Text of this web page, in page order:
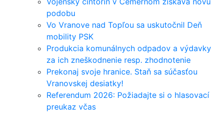
podobu
Vo Vranove nad Topľou sa uskutočnil Deň
mobility PSK
Produkcia komunálnych odpadov a výdavky
za ich zneškodnenie resp. zhodnotenie
Prekonaj svoje hranice. Staň sa súčasťou
Vranovskej desiatky!
Referendum 2026: Požiadajte si o hlasovací
preukaz včas